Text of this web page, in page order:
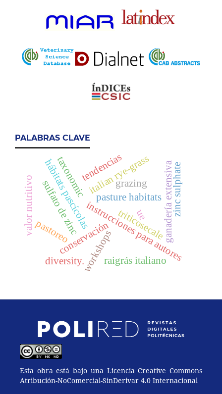
PALABRAS CLAVE
instrucciones para autores
conservación ganadería extensiva
hábitats pascícolas pasture habitats
workshops
sulfato de zinc triticosecale
zinc sulphate
raigrás italiano
italian rye-grass
pastoreo
grazing
taxonomic
diversity.
ue
tendencias
valor nutritivo
Esta obra está bajo una Licencia Creative Commons
Atribución-NoComercial-SinDerivar 4.0 Internacional